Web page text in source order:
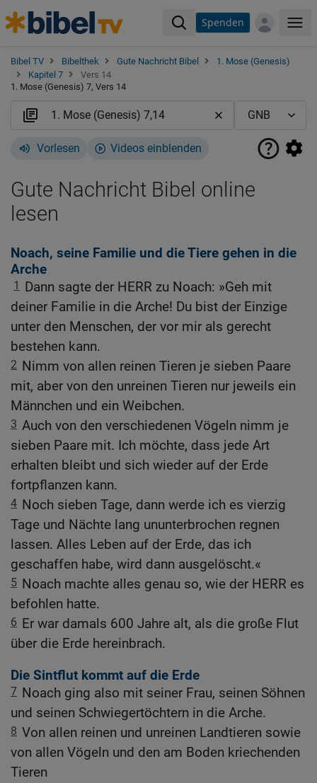
Spenden
Bibel TV Bibelthek Gute Nachricht Bibel
1. Mose (Genesis)
Kapitel 7
Vers 14
1. Mose (Genesis) 7, Vers 14
Vorlesen Videos einblenden
Gute Nachricht Bibel online
lesen
Noach, seine Familie und die Tiere gehen in die
Arche
1
Dann sagte der HERR zu Noach: »Geh mit
deiner Familie in die Arche! Du bist der Einzige
unter den Menschen, der vor mir als gerecht
bestehen kann.
2 Nimm von allen reinen Tieren je sieben Paare
mit, aber von den unreinen Tieren nur jeweils ein
Männchen und ein Weibchen.
3 Auch von den verschiedenen Vögeln nimm je
sieben Paare mit. Ich möchte, dass jede Art
erhalten bleibt und sich wieder auf der Erde
fortpflanzen kann.
4 Noch sieben Tage, dann werde ich es vierzig
Tage und Nächte lang ununterbrochen regnen
lassen. Alles Leben auf der Erde, das ich
geschaffen habe, wird dann ausgelöscht.«
5 Noach machte alles genau so, wie der HERR es
befohlen hatte.
6 Er war damals 600 Jahre alt, als die große Flut
über die Erde hereinbrach.
Die Sintflut kommt auf die Erde
7 Noach ging also mit seiner Frau, seinen Söhnen
und seinen Schwiegertöchtern in die Arche.
8 Von allen reinen und unreinen Landtieren sowie
von allen Vögeln und den am Boden kriechenden
Tieren